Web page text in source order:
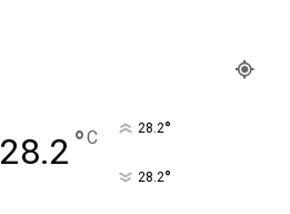
28.2 °C 28.2°
28.2°